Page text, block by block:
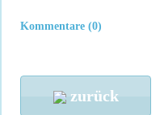
Kommentare (0)
zurück